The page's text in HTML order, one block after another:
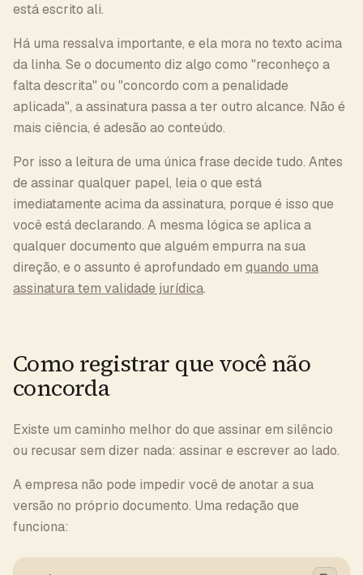
está escrito ali.
Há uma ressalva importante, e ela mora no texto acima
da linha. Se o documento diz algo como "reconheço a
falta descrita" ou "concordo com a penalidade
aplicada", a assinatura passa a ter outro alcance. Não é
mais ciência, é adesão ao conteúdo.
Por isso a leitura de uma única frase decide tudo. Antes
de assinar qualquer papel, leia o que está
imediatamente acima da assinatura, porque é isso que
você está declarando. A mesma lógica se aplica a
qualquer documento que alguém empurra na sua
direção, e o assunto é aprofundado em quando uma
assinatura tem validade jurídica.
Como registrar que você não
concorda
Existe um caminho melhor do que assinar em silêncio
ou recusar sem dizer nada: assinar e escrever ao lado.
A empresa não pode impedir você de anotar a sua
versão no próprio documento. Uma redação que
funciona: